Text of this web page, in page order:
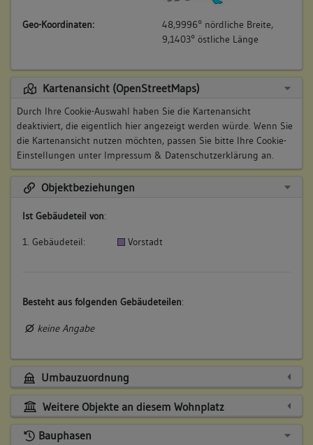
Geo-Koordinaten:
48,9996° nördliche Breite,
9,1403° östliche Länge
Kartenansicht (OpenStreetMaps)
Durch Ihre Cookie-Auswahl haben Sie die Kartenansicht
deaktiviert, die eigentlich hier angezeigt werden würde. Wenn Sie
die Kartenansicht nutzen möchten, passen Sie bitte Ihre Cookie-
Einstellungen unter Impressum & Datenschutzerklärung an.
Objektbeziehungen
Ist Gebäudeteil von:
1. Gebäudeteil: Vorstadt
Besteht aus folgenden Gebäudeteilen:
keine Angabe
Umbauzuordnung
Weitere Objekte an diesem Wohnplatz
Bauphasen